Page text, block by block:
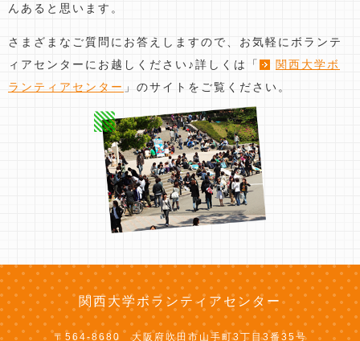
んあると思います。
さまざまなご質問にお答えしますので、 お気軽にボランテ
ィアセンターにお越しください♪詳しくは「
関西大学ボ
ランティアセンター 」のサイトをご覧ください。
関西大学ボランティアセンター
〒564-8680大阪府吹田市山手町3丁目3番35号